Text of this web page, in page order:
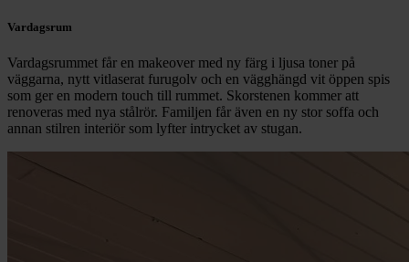
Vardagsrum
Vardagsrummet får en makeover med ny färg i ljusa toner på
väggarna, nytt vitlaserat furugolv och en vägghängd vit öppen spis
som ger en modern touch till rummet. Skorstenen kommer att
renoveras med nya stålrör. Familjen får även en ny stor soffa och
annan stilren interiör som lyfter intrycket av stugan.